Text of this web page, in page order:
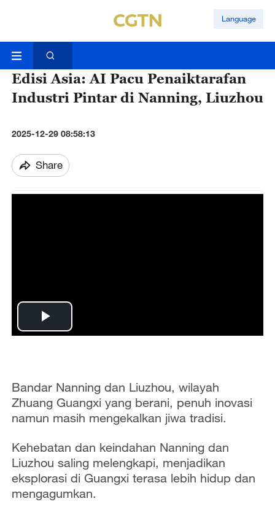
Language
Edisi Asia: AI Pacu Penaiktarafan
Industri Pintar di Nanning, Liuzhou
2025-12-29 08:58:13
Share
P
a
y
V
i
d
Bandar Nanning dan Liuzhou, wilayah
Zhuang Guangxi yang berani, penuh inovasi
namun masih mengekalkan jiwa tradisi.
Kehebatan dan keindahan Nanning dan
Liuzhou saling melengkapi, menjadikan
eksplorasi di Guangxi terasa lebih hidup dan
mengagumkan.